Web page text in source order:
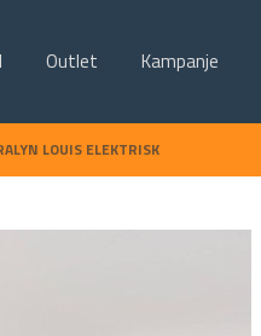
Outlet Kampanje
LOUIS ELEKTRISK